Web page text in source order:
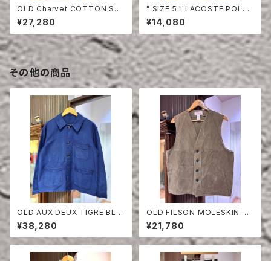
OLD Charvet COTTON SHI
RT
¥27,280
" SIZE 5 " LACOSTE POLO
SHIRT YELLOW
¥14,080
その他の商品
OLD AUX DEUX TIGRE BLU
E MOLESKIN JACKET
¥38,280
OLD FILSON MOLESKIN VE
ST
¥21,780